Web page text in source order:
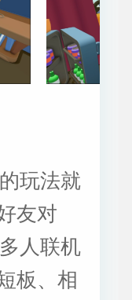
玩法就
友对
人联机
板、相